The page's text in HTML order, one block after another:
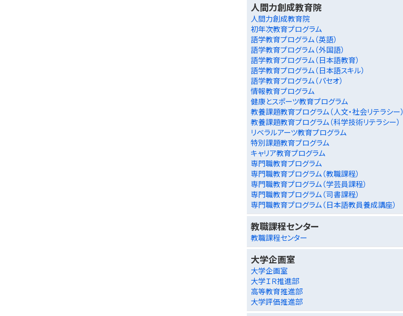
人間力創成教育院
人間力創成教育院
初年次教育プログラム
語学教育プログラム（英語）
語学教育プログラム（外国語）
語学教育プログラム（日本語教育）
語学教育プログラム（日本語スキル）
語学教育プログラム（パセオ）
情報教育プログラム
健康とスポーツ教育プログラム
教養課題教育プログラム（人文・社会リテラシー）
教養課題教育プログラム（科学技術リテラシー）
リベラルアーツ教育プログラム
特別課題教育プログラム
キャリア教育プログラム
専門職教育プログラム
専門職教育プログラム（教職課程）
専門職教育プログラム（学芸員課程）
専門職教育プログラム（司書課程）
専門職教育プログラム（日本語教員養成講座）
教職課程センター
教職課程センター
大学企画室
大学企画室
大学ＩＲ推進部
高等教育推進部
大学評価推進部